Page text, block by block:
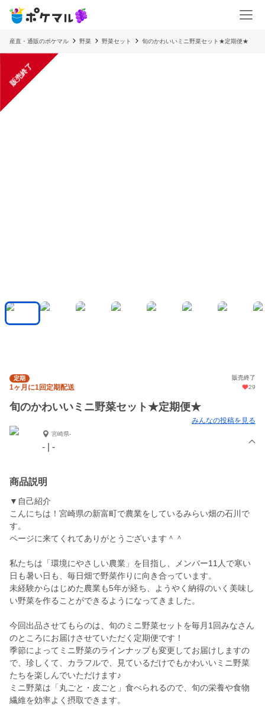
産直・通販のポケマル 野菜 野菜セット 旬のかわいいミニ野菜セット★定期便★
販売終了
定期 販売終了
1ヶ月に1回定期配送 29
旬のかわいいミニ野菜セット★定期便★
みんなの投稿を見る
宮崎県-
- | -
商品説明
▼自己紹介
こんにちは！宮崎県の新富町で農業をしているみらい畑の石川で
す。
ページに来てくれてありがとうございます＾＾
私たちは「環境にやさしい農業」を目指し、メンバー11人で寒い
日も暑い日も、毎日畑で野菜作りに向き合っています。
未経験からはじめた農業も5年が経ち、ようやく納得のいく美味し
い野菜を作ることができるようになってきました。
今回出品させてもらのは、旬のミニ野菜セットを毎月1回みなさん
のところにお届けさせていただく定期便です！
季節によってミニ野菜のラインナップも変更してお届けしますの
で、珍しくて、カラフルで、見ているだけでもかわいいミニ野菜
たちを楽しんでいただけます♪
ミニ野菜は「丸ごと・皮ごと」食べられるので、旬の栄養や食物
繊維を効率よく摂取できます。